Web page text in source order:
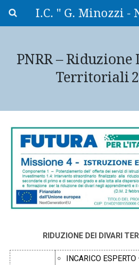
I.C. " G. Minozzi -
PNRR –
Territoriali
RIDUZIONE DEI DIVARI
INCARICO